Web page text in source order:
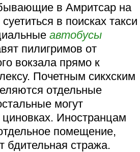
в Амритсар на
в поисках такси
автобусы
пилигримов от
вокзала прямо к
Почетным сикхским
отдельные
могут
циновках. Иностранцам
помещение,
бдительная стража.